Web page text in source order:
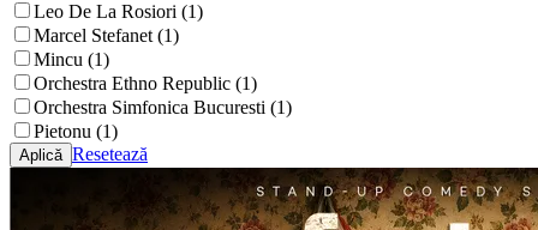
Leo De La Rosiori (1)
Marcel Stefanet (1)
Mincu (1)
Orchestra Ethno Republic (1)
Orchestra Simfonica Bucuresti (1)
Pietonu (1)
Resetează